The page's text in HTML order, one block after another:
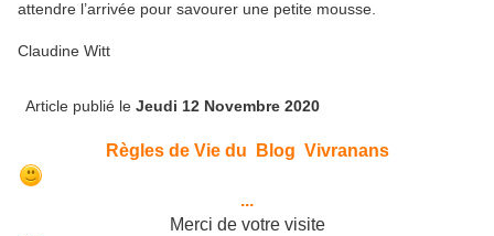
attendre l’arrivée pour savourer une petite mousse.
Claudine Witt
Article publié le Jeudi 12 Novembre 2020
Règles de Vie du Blog Vivranans
...
Merci de votre visite